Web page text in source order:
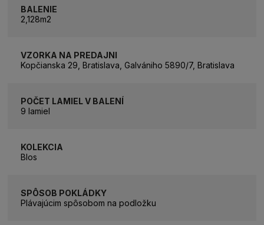
BALENIE
2,128m2
VZORKA NA PREDAJNI
Kopčianska 29, Bratislava, Galvániho 5890/7, Bratislava
POČET LAMIEL V BALENÍ
9 lamiel
KOLEKCIA
Blos
SPÔSOB POKLÁDKY
Plávajúcim spôsobom na podložku